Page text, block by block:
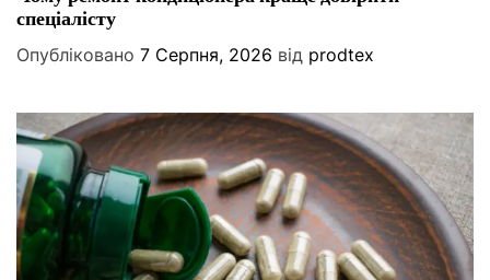
т
е
р
ї
спеціалісту
Опубліковано 7 Серпня, 2026 від prodtex